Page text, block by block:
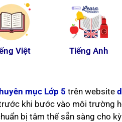
Việt Tiếng Anh
mục Lớp 5 trên website
khi bước vào môi trường
bị tâm thế sẵn sàng cho